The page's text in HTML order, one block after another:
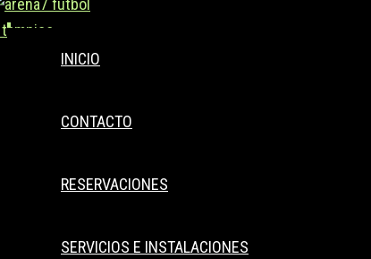
Ir
al
contenidoINICIO
CONTACTO
RESERVACIONES
SERVICIOS E INSTALACIONES
Buscar..